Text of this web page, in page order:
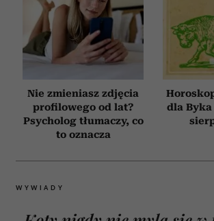
Nie zmieniasz zdjęcia
profilowego od lat?
Psycholog tłumaczy, co
to oznacza
dla Byka
WYWIADY